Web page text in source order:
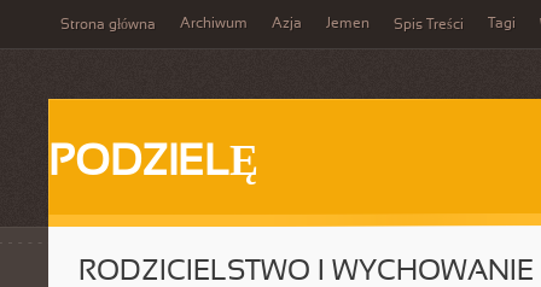
Strona główna Archiwum Azja Jemen Spis Treści Tagi
PODZIELĘ
RODZICIELSTWO I WYCHOWANIE